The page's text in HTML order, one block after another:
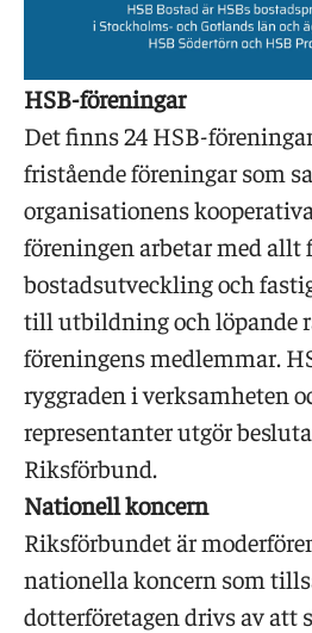
HSB-föreningar
Det finns 24 HSB-
fristående föreningar som
organisationens
föreningen arbetar med allt
bostadsutveckling och
till utbildning och löpande
föreningens medlemmar.
ryggraden i verksamheten
representanter utgör
Riksförbund.
Nationell koncern
Riksförbundet är
nationella koncern som
dotterföretagen drivs av att